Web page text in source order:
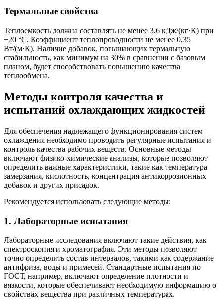
Термальные свойства
Теплоемкость должна составлять не менее 3,6 кДж/(кг·К) при
+20 °C. Коэффициент теплопроводности не менее 0,35
Вт/(м·К). Наличие добавок, повышающих термальную
стабильность, как минимум на 30% в сравнении с базовым
планом, будет способствовать повышению качества
теплообмена.
Методы контроля качества и
испытаний охлаждающих жидкостей
Для обеспечения надлежащего функционирования систем
охлаждения необходимо проводить регулярные испытания и
контроль качества рабочих веществ. Основные методы
включают физико-химические анализы, которые позволяют
определить важные характеристики, такие как температура
замерзания, кислотность, концентрация антикоррозионных
добавок и других присадок.
Рекомендуется использовать следующие методы:
1. Лабораторные испытания
Лабораторные исследования включают такие действия, как
спектроскопия и хроматография. Эти методы позволяют
точно определить состав интервалов, такими как содержание
антифриза, воды и примесей. Стандартные испытания по
ГОСТ, например, включают определение плотности и
вязкости, которые обеспечивают необходимую информацию о
свойствах вещества при различных температурах.